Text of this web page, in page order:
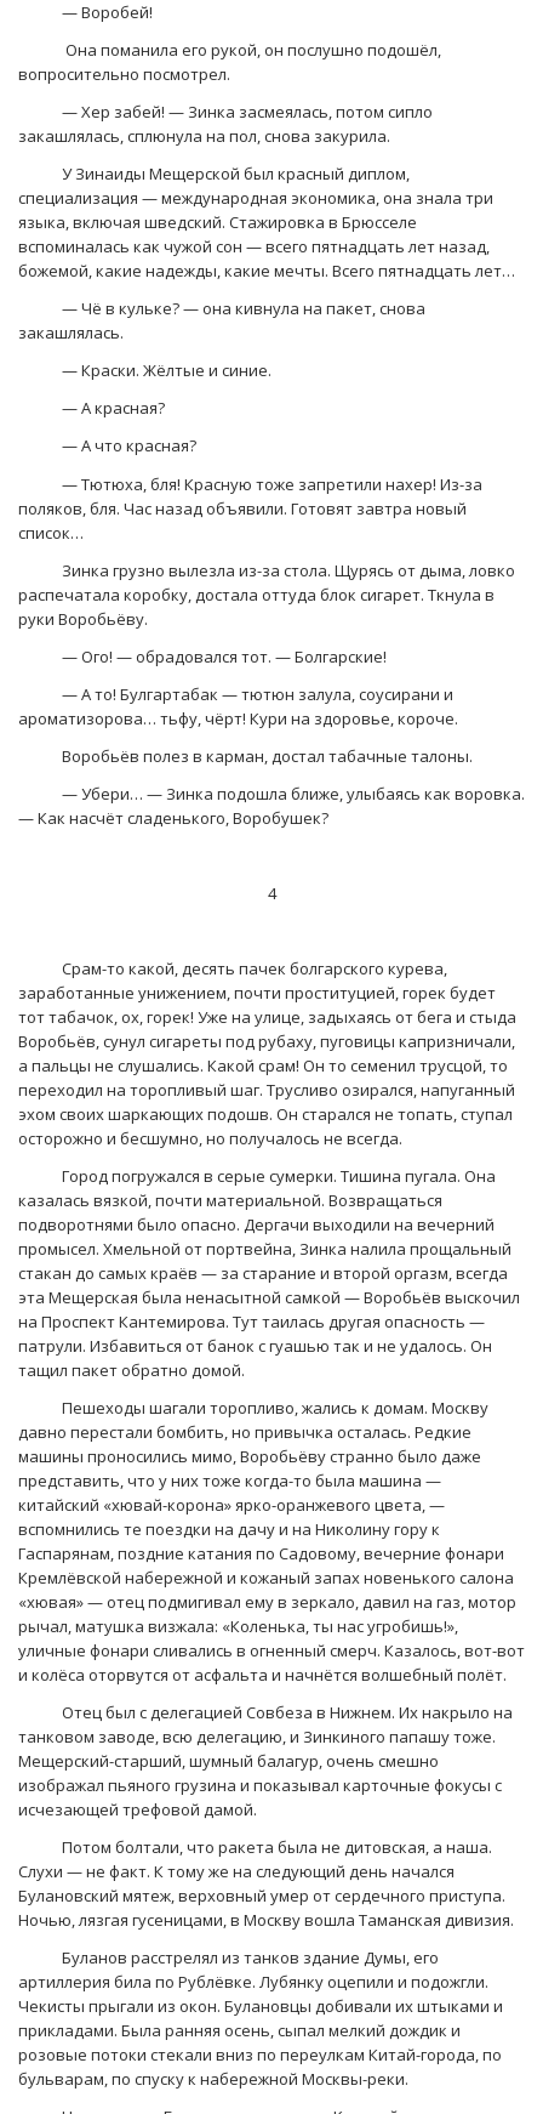
— Воробей!
Она поманила его рукой, он послушно подошёл,
вопросительно посмотрел.
— Хер забей! — Зинка засмеялась, потом сипло
закашлялась, сплюнула на пол, снова закурила.
У Зинаиды Мещерской был красный диплом,
специализация — международная экономика, она знала три
языка, включая шведский. Стажировка в Брюсселе
вспоминалась как чужой сон — всего пятнадцать лет назад,
божемой, какие надежды, какие мечты. Всего пятнадцать лет…
— Чё в кульке? — она кивнула на пакет, снова
закашлялась.
— Краски. Жёлтые и синие.
— А красная?
— А что красная?
— Тютюха, бля! Красную тоже запретили нахер! Из-за
поляков, бля. Час назад объявили. Готовят завтра новый
список…
Зинка грузно вылезла из-за стола. Щурясь от дыма, ловко
распечатала коробку, достала оттуда блок сигарет. Ткнула в
руки Воробьёву.
— Ого! — обрадовался тот. — Болгарские!
— А то! Булгартабак — тютюн залула, соусирани и
ароматизорова… тьфу, чёрт! Кури на здоровье, короче.
Воробьёв полез в карман, достал табачные талоны.
— Убери… — Зинка подошла ближе, улыбаясь как воровка.
— Как насчёт сладенького, Воробушек?
4
Срам-то какой, десять пачек болгарского курева,
заработанные унижением, почти проституцией, горек будет
тот табачок, ох, горек! Уже на улице, задыхаясь от бега и стыда
Воробьёв, сунул сигареты под рубаху, пуговицы капризничали,
а пальцы не слушались. Какой срам! Он то семенил трусцой, то
переходил на торопливый шаг. Трусливо озирался, напуганный
эхом своих шаркающих подошв. Он старался не топать, ступал
осторожно и бесшумно, но получалось не всегда.
Город погружался в серые сумерки. Тишина пугала. Она
казалась вязкой, почти материальной. Возвращаться
подворотнями было опасно. Дергачи выходили на вечерний
промысел. Хмельной от портвейна, Зинка налила прощальный
стакан до самых краёв — за старание и второй оргазм, всегда
эта Мещерская была ненасытной самкой — Воробьёв выскочил
на Проспект Кантемирова. Тут таилась другая опасность —
патрули. Избавиться от банок с гуашью так и не удалось. Он
тащил пакет обратно домой.
Пешеходы шагали торопливо, жались к домам. Москву
давно перестали бомбить, но привычка осталась. Редкие
машины проносились мимо, Воробьёву странно было даже
представить, что у них тоже когда-то была машина —
китайский «хювай-корона» ярко-оранжевого цвета, —
вспомнились те поездки на дачу и на Николину гору к
Гаспарянам, поздние катания по Садовому, вечерние фонари
Кремлёвской набережной и кожаный запах новенького салона
«хювая» — отец подмигивал ему в зеркало, давил на газ, мотор
рычал, матушка визжала: «Коленька, ты нас угробишь!»,
уличные фонари сливались в огненный смерч. Казалось, вот-вот
и колёса оторвутся от асфальта и начнётся волшебный полёт.
Отец был с делегацией Совбеза в Нижнем. Их накрыло на
танковом заводе, всю делегацию, и Зинкиного папашу тоже.
Мещерский-старший, шумный балагур, очень смешно
изображал пьяного грузина и показывал карточные фокусы с
исчезающей трефовой дамой.
Потом болтали, что ракета была не дитовская, а наша.
Слухи — не факт. К тому же на следующий день начался
Булановский мятеж, верховный умер от сердечного приступа.
Ночью, лязгая гусеницами, в Москву вошла Таманская дивизия.
Буланов расстрелял из танков здание Думы, его
артиллерия била по Рублёвке. Лубянку оцепили и подожгли.
Чекисты прыгали из окон. Булановцы добивали их штыками и
прикладами. Была ранняя осень, сыпал мелкий дождик и
розовые потоки стекали вниз по переулкам Китай-города, по
бульварам, по спуску к набережной Москвы-реки.